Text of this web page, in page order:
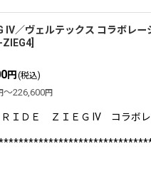
IV／ヴェルテックス コラボレー
ZIEG4
円 (税込)
～226,600円
ＩＤＥ ＺＩＥＧ IV コラボ